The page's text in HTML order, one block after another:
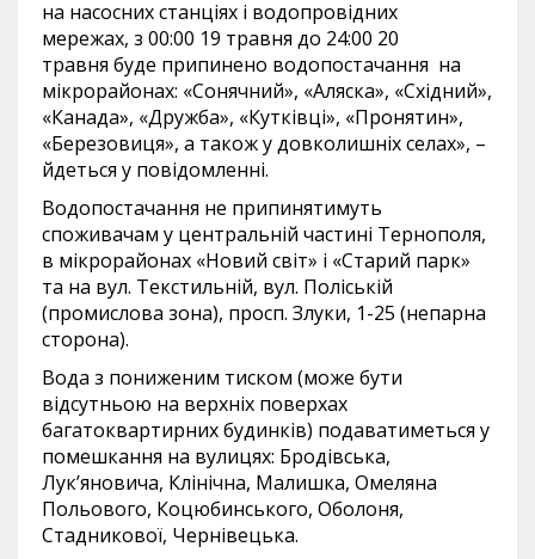
на насосних станціях і водопровідних
мережах, з 00:00 19 травня до 24:00 20
травня буде припинено водопостачання на
мікрорайонах: «Сонячний», «Аляска», «Східний»,
«Канада», «Дружба», «Кутківці», «Пронятин»,
«Березовиця», а також у довколишніх селах», –
йдеться у повідомленні.
Водопостачання не припинятимуть
споживачам у центральній частині Тернополя,
в мікрорайонах «Новий світ» і «Старий парк»
та на вул. Текстильній, вул. Поліській
(промислова зона), просп. Злуки, 1-25 (непарна
сторона).
Вода з пониженим тиском (може бути
відсутньою на верхніх поверхах
багатоквартирних будинків) подаватиметься у
помешкання на вулицях: Бродівська,
Лук’яновича, Клінічна, Малишка, Омеляна
Польового, Коцюбинського, Оболоня,
Стадникової, Чернівецька.